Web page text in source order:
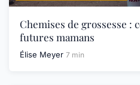
Chemises de grossesse :
futures mamans
Élise Meyer 7 min